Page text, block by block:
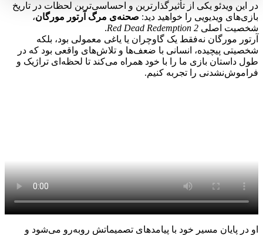
در این ویدئو یکی از تأثیرگذارترین و احساسی‌ترین لحظات در تاریخ
بازی‌های ویدیویی را خواهید دید: صحنه‌ی مرگ آرتور مورگان،
شخصیت اصلی Red Dead Redemption 2
.
آرتور مورگان نه‌فقط یک گاوچران یا یاغی معمولی بود، بلکه
شخصیتی پیچیده، انسانی با ضعف‌ها و تلاش‌های واقعی بود که در
طول داستان بازی ما را با خود همراه می‌کند تا لحظه‌ای تراژیک و
فراموش‌نشدنی را تجربه کنیم.
او در پایان مسیر خود با پیامدهای تصمیماتش روبه‌رو می‌شود و